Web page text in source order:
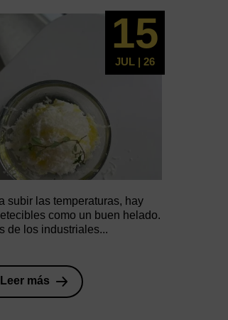
15
JUL | 26
subir las temperaturas, hay
como un buen helado.
de los industriales...
Leer más